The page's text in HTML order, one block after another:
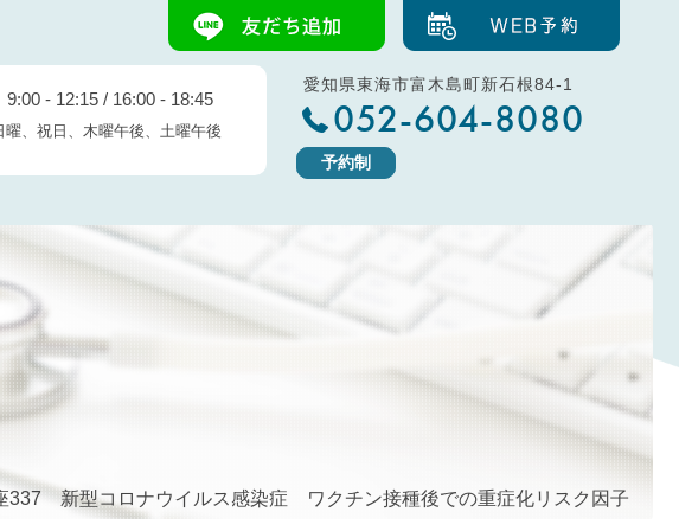
- 12:15 / 16:00 - 18:45
祝日、木曜午後、土曜午後
愛知県東海市富木島町新石根84-1
052-604-8080
予約制
337 新型コロナウイルス感染症 ワクチン接種後での重症化リスク因子